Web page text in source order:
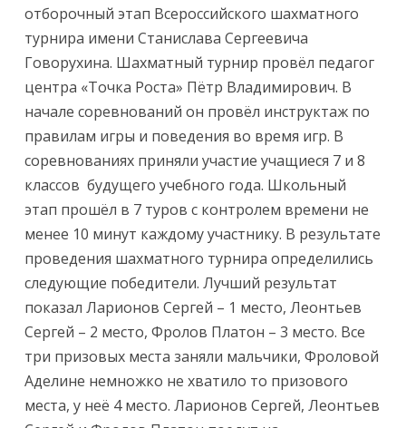
отборочный этап Всероссийского шахматного
турнира имени Станислава Сергеевича
Говорухина. Шахматный турнир провёл педагог
центра «Точка Роста» Пётр Владимирович. В
начале соревнований он провёл инструктаж по
правилам игры и поведения во время игр. В
соревнованиях приняли участие учащиеся 7 и 8
классов будущего учебного года. Школьный
этап прошёл в 7 туров с контролем времени не
менее 10 минут каждому участнику. В результате
проведения шахматного турнира определились
следующие победители. Лучший результат
показал Ларионов Сергей – 1 место, Леонтьев
Сергей – 2 место, Фролов Платон – 3 место. Все
три призовых места заняли мальчики, Фроловой
Аделине немножко не хватило то призового
места, у неё 4 место. Ларионов Сергей, Леонтьев